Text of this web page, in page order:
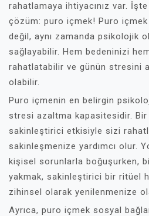
rahatlamaya ihtiyacınız var.
çözüm: puro içmek! Puro içmek
değil, aynı zamanda psikolojik
sağlayabilir. Hem bedeninizi
rahatlatabilir ve günün stresini
olabilir.
Puro içmenin en belirgin
stresi azaltma kapasitesidir.
sakinleştirici etkisiyle sizi
sakinleşmenize yardımcı olur.
kişisel sorunlarla boğuşurken,
yakmak, sakinleştirici bir ritüel
zihinsel olarak yenilenmenize
Ayrıca, puro içmek sosyal